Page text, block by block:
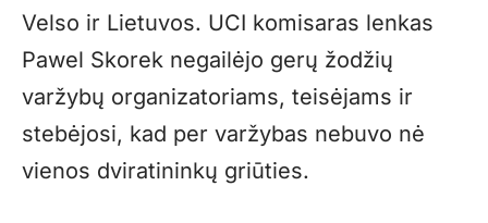
Velso ir Lietuvos. UCI komisaras lenkas
Pawel Skorek negailėjo gerų žodžių
varžybų organizatoriams, teisėjams ir
stebėjosi, kad per varžybas nebuvo nė
vienos dviratininkų griūties.